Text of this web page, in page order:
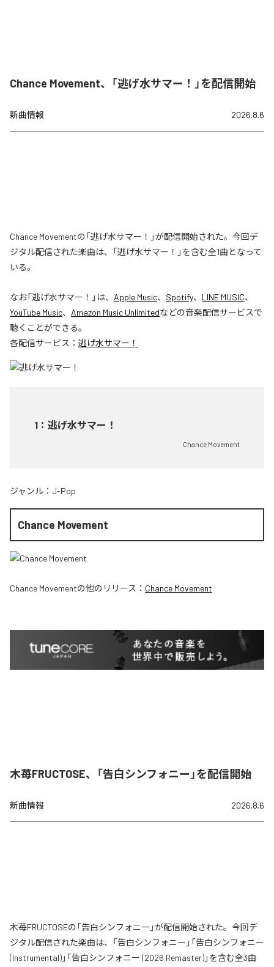
Chance Movement、「逃げ水サマー！」を配信開始
新曲情報 2026.8.6
Chance Movementの「逃げ水サマー！」が配信開始された。今回デ
ジタル配信された楽曲は、「逃げ水サマー！」を含む全1曲となって
いる。
なお「逃げ水サマー！ 」は、 Apple Music、 Spotify、 LINE MUSIC、
YouTube Music、 Amazon Music Unlimitedなどの音楽配信サービスで
聴くことができる。
各配信サービス： 逃げ水サマー！
1 ： 逃げ水サマー！
Chance Movement
ジャンル： J-Pop
Chance Movement
Chance Movementの他のリリース： Chance Movement
木苺FRUCTOSE、「告白シンフォニー」を配信開始
新曲情報 2026.8.6
木苺FRUCTOSEの「告白シンフォニー」が配信開始された。今回デ
ジタル配信された楽曲は、「告白シンフォニー」「告白シンフォニー
(Instrumental)」「告白シンフォニー (2026 Remaster)」を含む全3曲